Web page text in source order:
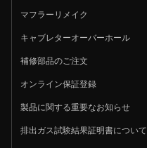
マフラーリメイク
キャブレターオーバーホール
補修部品のご注文
オンライン保証登録
製品に関する重要なお知らせ
排出ガス試験結果証明書について